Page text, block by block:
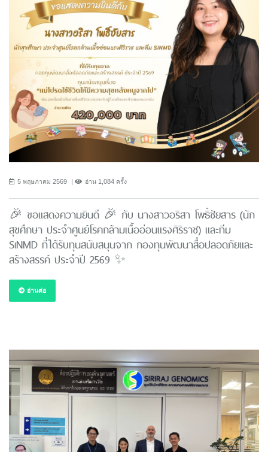
5 พฤษภาคม 2569 อ่าน 1,084 ครั้ง
🎉 ขอแสดงความยินดี 🎉 กับ นางสาวอริสา โพธิ์ชัยสาร (นัก
สุขศึกษา ประจำศูนย์โรคกล้ามเนื้ออ่อนแรงศิริราช) และทีม
SiNMD ที่ได้รับทุนสนับสนุนจาก กองทุนพัฒนาสื่อปลอดภัยและ
สร้างสรรค์ ประจำปี 2569 ✨
อ่านต่อ